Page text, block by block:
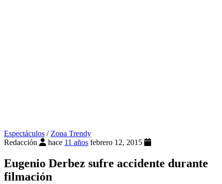
Espectáculos /Zona Trendy
Redacción
hace 11 años febrero 12, 2015
Eugenio Derbez sufre accidente durante
filmación